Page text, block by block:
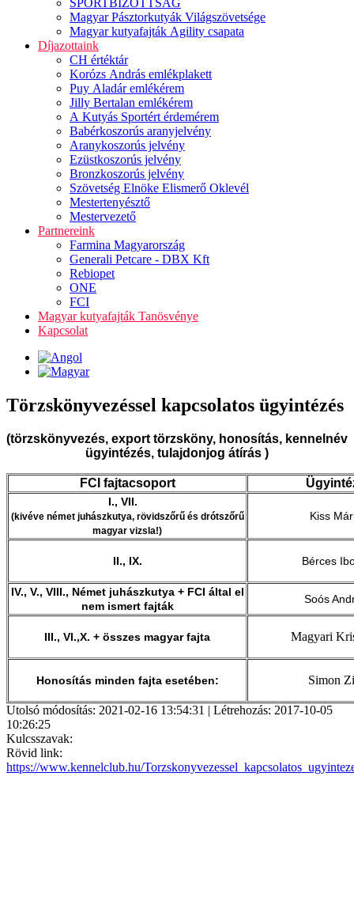
SPORTBIZOTTSÁG
Magyar Pásztorkutyák Világszövetsége
Magyar kutyafajták Agility csapata
Díjazottaink
CH értéktár
Korózs András emlékplakett
Puy Aladár emlékérem
Jilly Bertalan emlékérem
A Kutyás Sportért érdemérem
Babérkoszorús aranyjelvény
Aranykoszorús jelvény
Ezüstkoszorús jelvény
Bronzkoszorús jelvény
Szövetség Elnöke Elismerő Oklevél
Mestertenyésztő
Mestervezető
Partnereink
Farmina Magyarország
Generali Petcare - DBX Kft
Rebiopet
ONE
FCI
Magyar kutyafajták Tanösvénye
Kapcsolat
Törzskönyvezéssel kapcsolatos ügyintézés
(törzskönyvezés, export törzsköny, honosítás, kennelnév
ügyintézés, tulajdonjog átírás )
FCI fajtacsoport
I., VII.
(kivéve német juhászkutya, rövidszőrű és drótszőrű
magyar vizsla!)
Kiss
II., IX. Bérces
IV., V., VIII., Német juhászkutya + FCI által el
nem ismert fajták
Soós
III., VI.,X. + összes magyar fajta Magyari
Honosítás minden fajta esetében: Simon
Utolsó módosítás: 2021-02-16 13:54:31 | Létrehozás: 2017-10-05
10:26:25
Kulcsszavak:
Rövid link:
https://www.kennelclub.hu/